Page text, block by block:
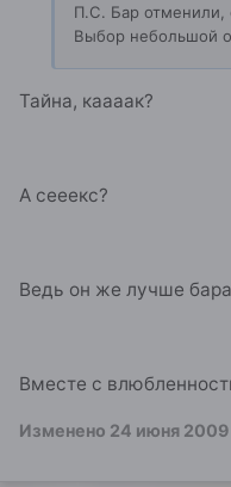
П.С. Бар отменили,
Выбор небольшой
Тайна, каааак?
А сееекс?
Ведь он же лучше
Вместе с
Изменено 24 июня 2009